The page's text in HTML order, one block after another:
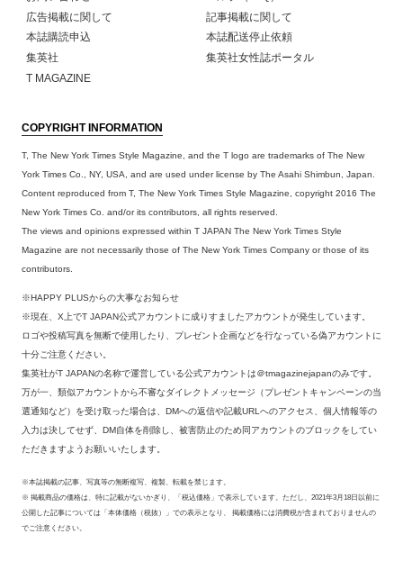
広告掲載に関して
記事掲載に関して
本誌購読申込
本誌配送停止依頼
集英社
集英社女性誌ポータル
T MAGAZINE
COPYRIGHT INFORMATION
T, The New York Times Style Magazine, and the T logo are trademarks of The New
York Times Co., NY, USA, and are used under license by The Asahi Shimbun, Japan.
Content reproduced from T, The New York Times Style Magazine, copyright 2016 The
New York Times Co. and/or its contributors, all rights reserved.
The views and opinions expressed within T JAPAN The New York Times Style
Magazine are not necessarily those of The New York Times Company or those of its
contributors.
※HAPPY PLUSからの大事なお知らせ
※現在、X上でT JAPAN公式アカウントに成りすましたアカウントが発生しています。
ロゴや投稿写真を無断で使用したり、プレゼント企画などを行なっている偽アカウントに
十分ご注意ください。
集英社がT JAPANの名称で運営している公式アカウントは＠tmagazinejapanのみです。
万が一、類似アカウントから不審なダイレクトメッセージ（プレゼントキャンペーンの当
選通知など）を受け取った場合は、DMへの返信や記載URLへのアクセス、個人情報等の
入力は決してせず、DM自体を削除し、被害防止のため同アカウントのブロックをしてい
ただきますようお願いいたします。
※本誌掲載の記事、写真等の無断複写、複製、転載を禁じます。
※ 掲載商品の価格は、特に記載がないかぎり、「税込価格」で表示しています。ただし、2021年3月18日以前に
公開した記事については「本体価格（税抜）」での表示となり、 掲載価格には消費税が含まれておりませんの
でご注意ください。